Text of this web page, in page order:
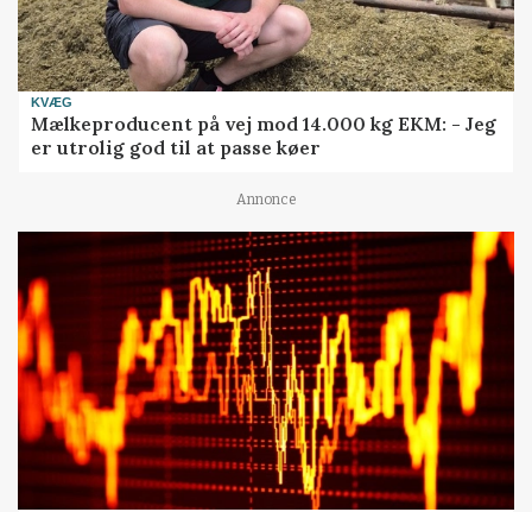
KVÆG
Mælkeproducent på vej mod 14.000 kg EKM: - Jeg
er utrolig god til at passe køer
Annonce